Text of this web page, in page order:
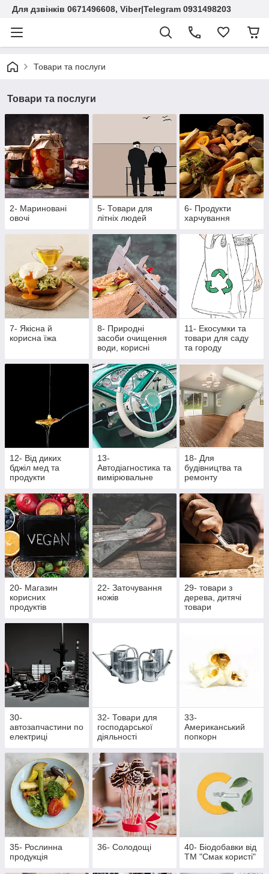
Для дзвінків 0671496608, Viber|Telegram 0931498203
Товари та послуги
Товари та послуги
2- Мариновані
овочі
5- Товари для
літніх людей
6- Продукти
харчування
7- Якісна й
корисна їжа
8- Природні
засоби очищення
води, корисні
11- Екосумки та
товари для саду
та городу
12- Від диких
бджіл мед та
продукти
13-
Автодіагностика та
вимірювальне
18- Для
будівництва та
ремонту
20- Магазин
корисних
продуктів
22- Заточування
ножів
29- товари з
дерева, дитячі
товари
30-
автозапчастини по
електриці
32- Товари для
господарської
діяльності
33-
Американський
попкорн
35- Рослинна
продукція
36- Солодощі
40- Біодобавки від
ТМ "Смак користі"